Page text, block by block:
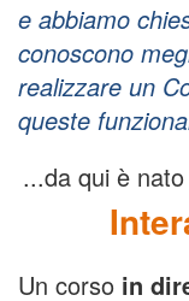
e abbiamo
conoscono
realizzare un
queste
...da qui è nato
Un corso in